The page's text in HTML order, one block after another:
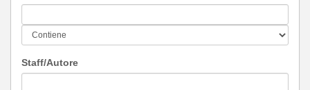
Staff/Autore